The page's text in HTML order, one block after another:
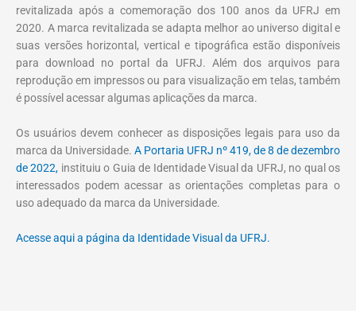
revitalizada após a comemoração dos 100 anos da UFRJ em
2020. A marca revitalizada se adapta melhor ao universo digital e
suas versões horizontal, vertical e tipográfica estão disponíveis
para download no portal da UFRJ. Além dos arquivos para
reprodução em impressos ou para visualização em telas, também
é possível acessar algumas aplicações da marca.
Os usuários devem conhecer as disposições legais para uso da
marca da Universidade. A Portaria UFRJ nº 419, de 8 de dezembro
de 2022, instituiu o Guia de Identidade Visual da UFRJ, no qualos
interessados podem acessar as orientações completas para o
uso adequado da marca da Universidade.
Acesse aqui a página da Identidade Visual da UFRJ.